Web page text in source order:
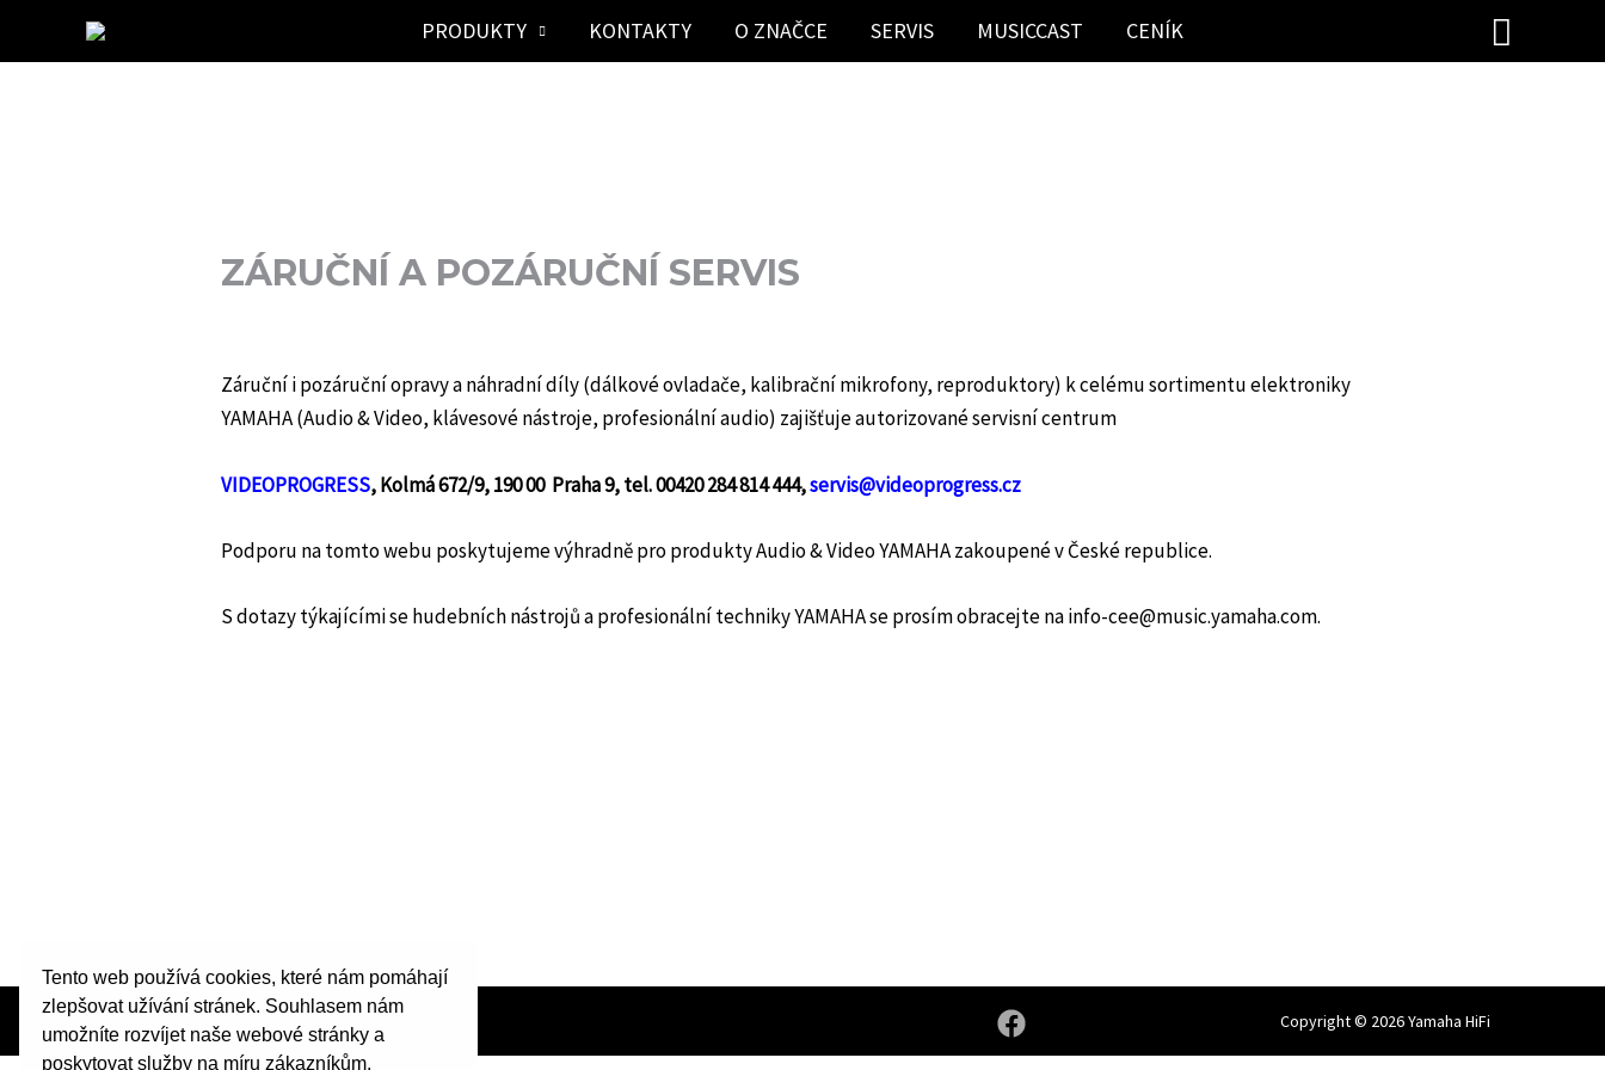
Tento web používá cookies, které nám pomáhají
zlepšovat užívání stránek. Souhlasem nám
umožníte rozvíjet naše webové stránky a
poskytovat služby na míru zákazníkům.
PRODUKTY KONTAKTY O ZNAČCE SERVIS MUSICCAST CENÍK Hledat
ZÁRUČNÍ A POZÁRUČNÍ SERVIS
Záruční i pozáruční opravy a náhradní díly (dálkové ovladače, kalibrační mikrofony, reproduktory) k celému sortimentu elektroniky
YAMAHA (Audio & Video, klávesové nástroje, profesionální audio) zajišťuje autorizované servisní centrum
VIDEOPROGRESS, Kolmá 672/9, 190 00 Praha 9, tel. 00420 284 814 444,servis@videoprogress.cz
Podporu na tomto webu poskytujeme výhradně pro produkty Audio & Video YAMAHA zakoupené v České republice.
S dotazy týkajícími se hudebních nástrojů a profesionální techniky YAMAHA se prosím obracejte na info-cee@music.yamaha.com.
Copyright © 2026 Yamaha HiFi